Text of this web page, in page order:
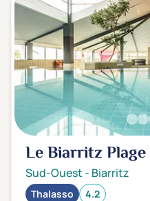
Le Biarritz Plage
Sud-Ouest - Biarritz
Thalasso 4.2